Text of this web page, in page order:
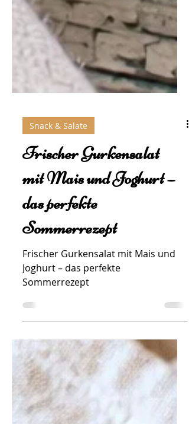
Snack & Salate
Frischer Gurkensalat
mit Mais und Joghurt –
das perfekte
Sommerrezept
Frischer Gurkensalat mit Mais und
Joghurt – das perfekte